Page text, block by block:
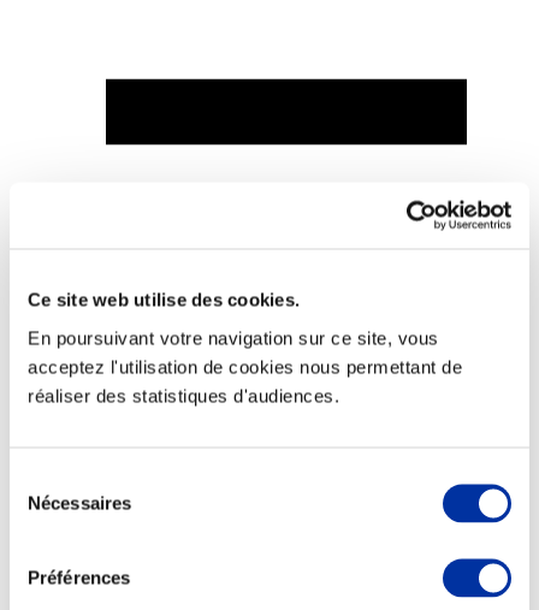
Ce site web utilise des cookies.
En poursuivant votre navigation sur ce site, vous
acceptez l'utilisation de cookies nous permettant de
réaliser des statistiques d'audiences.
Nécessaires
Préférences
Economie de ressources
Bien-être, Protection et Santé des animaux